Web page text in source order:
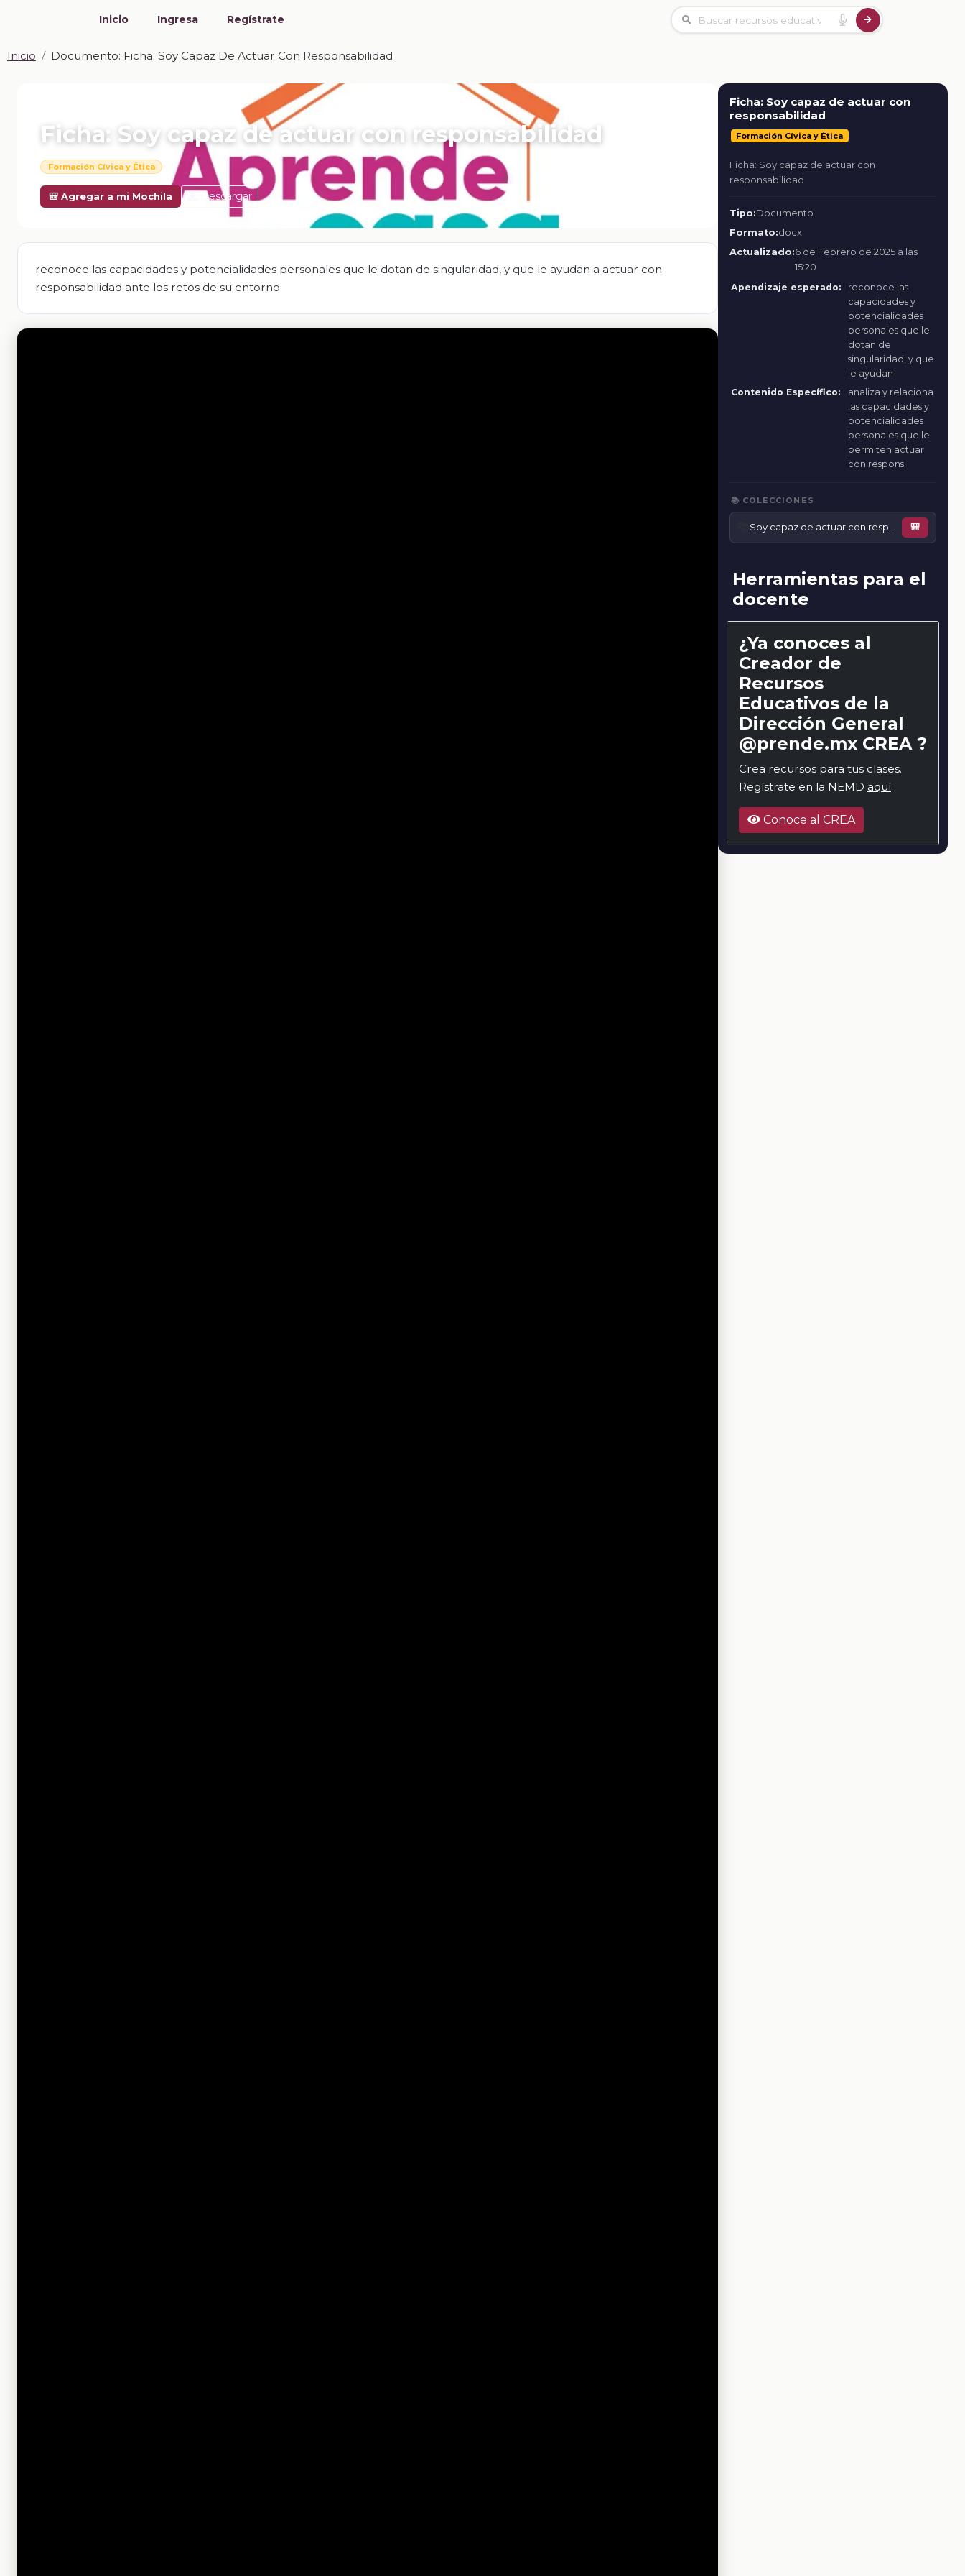
Inicio Ingresa Regístrate
Inicio Documento: Ficha: Soy Capaz De Actuar Con Responsabilidad
Ficha: Soy capaz de actuar con responsabilidad
Formación Cívica y Ética
🎒 Agregar a mi Mochila Descargar
reconoce las capacidades y potencialidades personales que le dotan de singularidad, y que le ayudan a actuar con
responsabilidad ante los retos de su entorno.
Ficha: Soy capaz de actuar con
responsabilidad
Formación Cívica y Ética
Ficha: Soy capaz de actuar con
responsabilidad
Tipo:Documento
Formato:docx
Actualizado:6 de Febrero de 2025 a las
15:20
Apendizaje esperado:
reconoce las
capacidades y
potencialidades
personales que le
dotan de
singularidad, y que
le ayudan
Contenido Específico:
analiza y relaciona
las capacidades y
potencialidades
personales que le
permiten actuar
con respons
📚 COLECCIONES
Soy capaz de actuar con responsabilidad 🎒
Herramientas para el
docente
¿Ya conoces al
Creador de
Recursos
Educativos de la
Dirección General
@prende.mx CREA ?
Crea recursos para tus clases.
Regístrate en la NEMD aquí.
Conoce al CREA